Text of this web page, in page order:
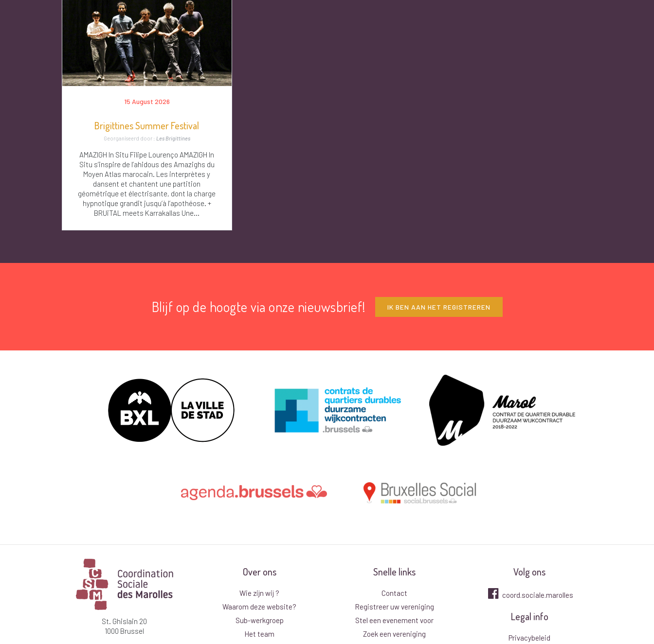
15 August 2026
Brigittines Summer Festival
Georganiseerd door : Les Brigittines
AMAZIGH In Situ Filipe Lourenço AMAZIGH In
Situ s’inspire de l’ahidous des Amazighs du
Moyen Atlas marocain. Les interprètes y
dansent et chantent une partition
géométrique et électrisante, dont la charge
hypnotique grandit jusqu’à l’apothéose. +
BRUiTAL meets Karrakallas Une...
Blijf op de hoogte via onze nieuwsbrief! IK BEN AAN HET REGISTREREN
St. Ghislain 20
1000 Brussel
Over ons
Wie zijn wij ?
Waarom deze website?
Sub-werkgroep
Het team
Snelle links
Contact
Registreer uw vereniging
Stel een evenement voor
Zoek een vereniging
Volg ons
coord.sociale.marolles
Legal info
Privacybeleid